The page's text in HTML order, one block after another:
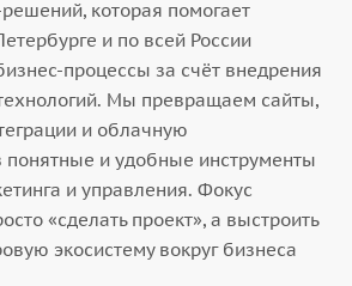
которая помогает
и по всей России
процессы за счёт внедрения
Мы превращаем сайты,
и облачную
понятные и удобные инструменты
и управления. Фокус
«сделать проект», а выстроить
экосистему вокруг бизнеса